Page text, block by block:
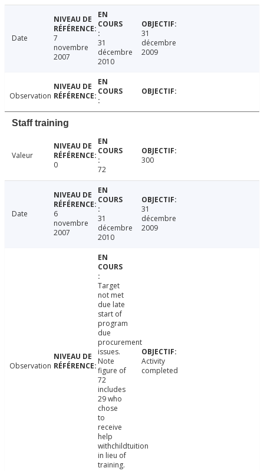
Date
7
novembre
2007
31
décembre
2010
31
décembre
2009
Observation
Staff training
Valeur
0
72
300
Date
6
novembre
2007
31
décembre
2010
31
décembre
2009
Observation
Target
not met
due late
start of
program
due
procurement
issues.
Note
figure of
72
includes
29 who
chose
to
receive
help
withchildtuition
in lieu of
training.
Activity
completed